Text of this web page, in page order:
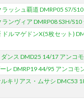
ラッシュ覇道 DMRP05 S7/
ンヴィア DMRP08 S3H/S10
ドルマゲドンX(5枚セット)
ンス DMD25 14/17 アンコ
レ DMRP19 44/95 アンコモ
キリアス・ムサシ DMC53